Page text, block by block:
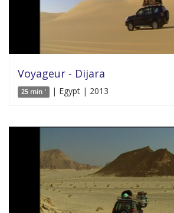
Voyageur - Dijara
25 min ' | Egypt | 2013